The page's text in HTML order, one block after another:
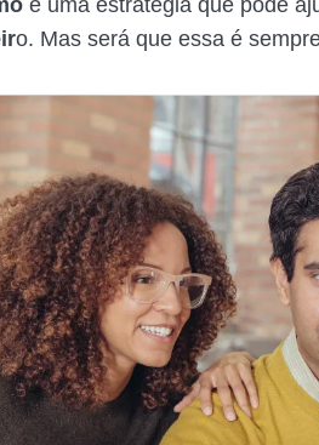
é uma estratégia que pode
o. Mas será que essa é